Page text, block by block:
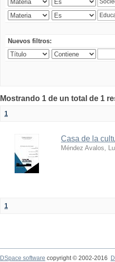
Nuevos filtros:
Mostrando 1 de un total de 1
1
Casa de la
Méndez Avalos,
1
DSpace software copyright © 2002-2016